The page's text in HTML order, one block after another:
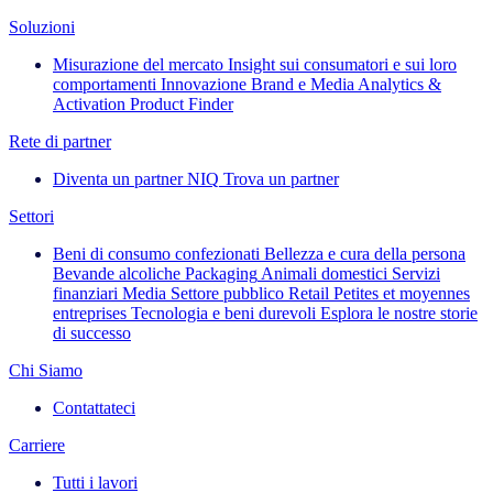
Soluzioni
Misurazione del mercato Insight sui consumatori e sui loro
comportamenti Innovazione Brand e Media Analytics &
Activation Product Finder
Rete di partner
Diventa un partner NIQ Trova un partner
Settori
Beni di consumo confezionati Bellezza e cura della persona
Bevande alcoliche Packaging Animali domestici Servizi
finanziari Media Settore pubblico Retail Petites et moyennes
entreprises Tecnologia e beni durevoli Esplora le nostre storie
di successo
Chi Siamo
Contattateci
Carriere
Tutti i lavori